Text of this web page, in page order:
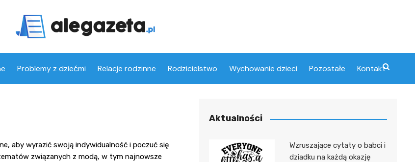
Problemy z dziećmi Relacje rodzinne Rodzicielstwo Wychowanie dzieci Pozostałe Kontakt
aby wyrazić swoją indywidualność i poczuć się
związanych z modą, w tym najnowsze
Aktualności
Wzruszające cytaty o babci i
dziadku na każdą okazję